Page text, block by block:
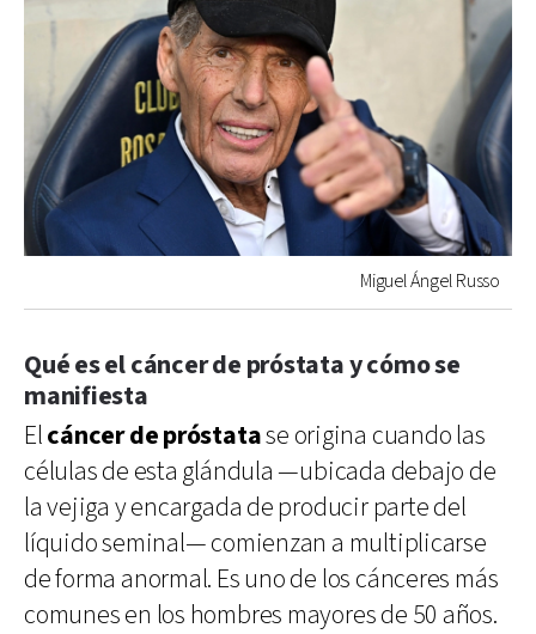
Miguel Ángel Russo
Qué es el cáncer de próstata y cómo se
manifiesta
Elcáncer de próstatase origina cuando las
células de esta glándula —ubicada debajo de
la vejiga y encargada de producir parte del
líquido seminal— comienzan a multiplicarse
de forma anormal. Es uno de los cánceres más
comunes en los hombres mayores de 50 años.